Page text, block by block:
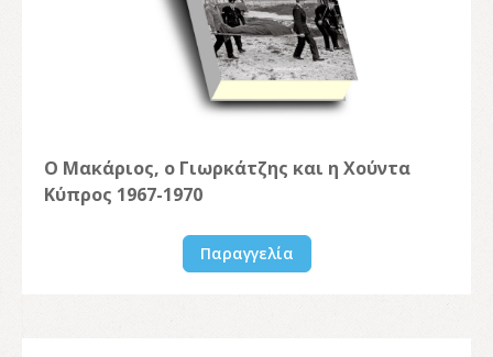
Ο Μακάριος, ο Γιωρκάτζης και η Χούντα
Κύπρος 1967-1970
Παραγγελία